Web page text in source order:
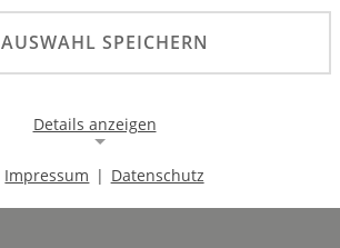
AUSWAHL SPEICHERN
Details anzeigen
Impressum | Datenschutz